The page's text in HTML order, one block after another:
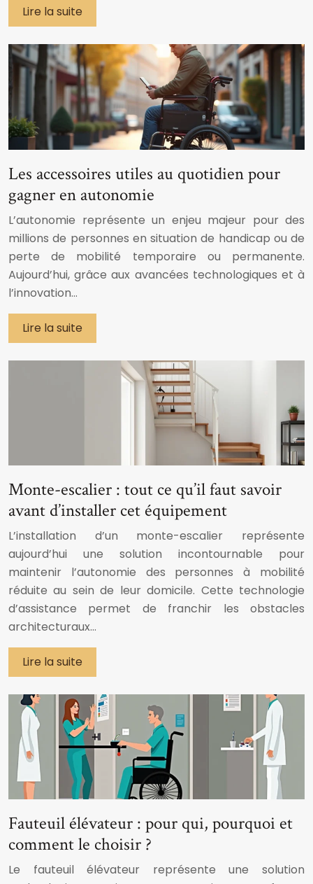
Lire la suite
Les accessoires utiles au quotidien pour
gagner en autonomie
L’autonomie représente un enjeu majeur pour des
millions de personnes en situation de handicap ou de
perte de mobilité temporaire ou permanente.
Aujourd’hui, grâce aux avancées technologiques et à
l’innovation…
Lire la suite
Monte-escalier : tout ce qu’il faut savoir
avant d’installer cet équipement
L’installation d’un monte-escalier représente
aujourd’hui une solution incontournable pour
maintenir l’autonomie des personnes à mobilité
réduite au sein de leur domicile. Cette technologie
d’assistance permet de franchir les obstacles
architecturaux…
Lire la suite
Fauteuil élévateur : pour qui, pourquoi et
comment le choisir ?
Le fauteuil élévateur représente une solution